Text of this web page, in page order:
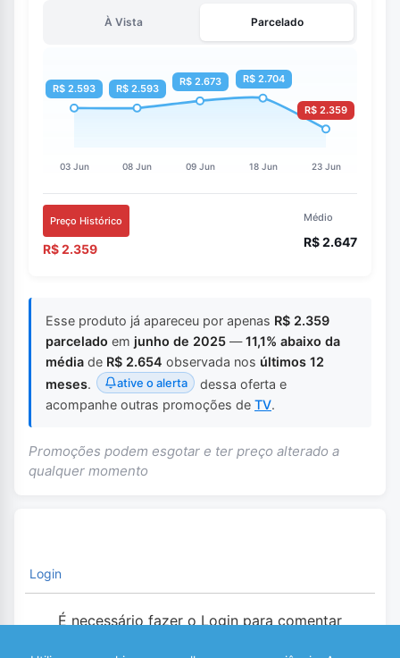
À Vista Parcelado
Preço Histórico
R$ 2.359
Médio
R$ 2.647
Esse produto já apareceu por apenas R$ 2.359
parcelado em junho de 2025 —11,1% abaixo da
média de R$ 2.654 observada nos últimos 12
meses. ative o alerta
dessa oferta e
acompanhe outras promoções de TV.
Promoções podem esgotar e ter preço alterado a
qualquer momento
Login
É necessário fazer o Login para comentar